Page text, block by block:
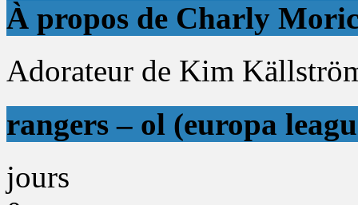
À propos de Charly
Adorateur de Kim
rangers – ol (europa
jours